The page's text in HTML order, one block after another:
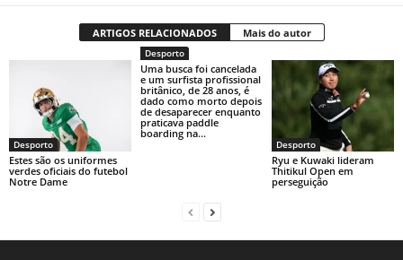
ARTIGOS RELACIONADOS Mais do autor
Desporto
Estes são os uniformes
verdes oficiais do futebol
Notre Dame
Desporto
Uma busca foi cancelada
e um surfista profissional
britânico, de 28 anos, é
dado como morto depois
de desaparecer enquanto
praticava paddle
boarding na...
Desporto
Ryu e Kuwaki lideram
Thitikul Open em
perseguição